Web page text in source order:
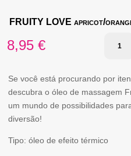
FRUITY LOVE apricot/
8,95 €
LOVE
Se você está procurando por
descubra o óleo de massagem
um mundo de possibilidades
diversão!
Tipo: óleo de efeito térmico